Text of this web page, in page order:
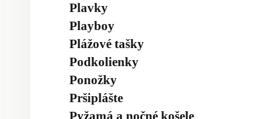
Plavky
Playboy
Plážové tašky
Podkolienky
Ponožky
Pršiplášte
Pyžamá a nočné košele